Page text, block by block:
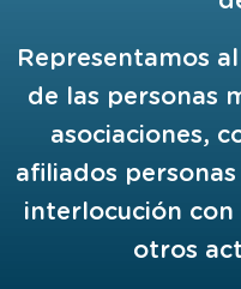
Representamos
de las personas
asociaciones,
afiliados
interlocución
otros